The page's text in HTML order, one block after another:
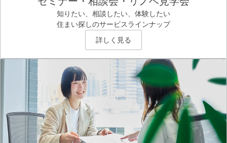
知りたい、相談したい、体験したい
住まい探しのサービスラインナップ
詳しく見る